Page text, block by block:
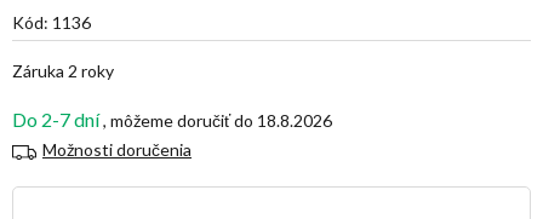
Kód: 1136
Do 2-7 dní
18.8.2026
Možnosti doručenia
Záruka 2 roky
4,8
5